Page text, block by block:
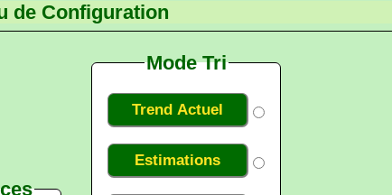
de Configuration
Mode Tri
Trend Actuel
Estimations